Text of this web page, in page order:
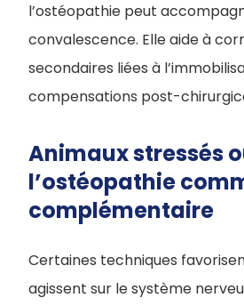
l’ostéopathie peut
convalescence. Elle aide à
secondaires liées à
compensations post-
Animaux stressés
l’ostéopathie
complémentaire
Certaines techniques
agissent sur le système